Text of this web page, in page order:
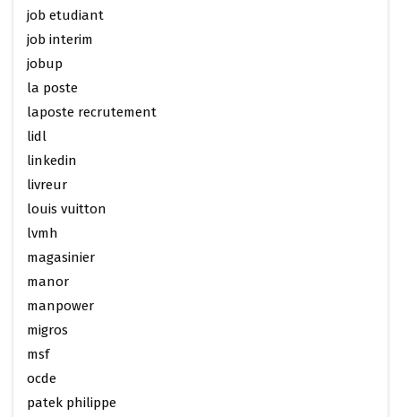
job etudiant
job interim
jobup
la poste
laposte recrutement
lidl
linkedin
livreur
louis vuitton
lvmh
magasinier
manor
manpower
migros
msf
ocde
patek philippe